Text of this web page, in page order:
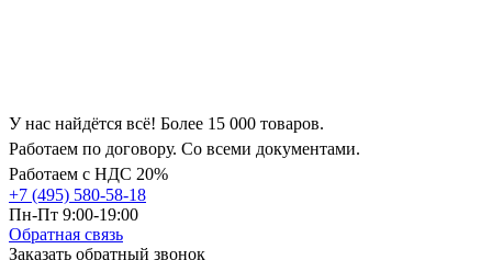
У нас найдётся всё! Более 15 000 товаров.
Работаем по договору. Со всеми документами.
Работаем с НДС 20%
+7 (495) 580-58-18
Пн-Пт 9:00-19:00
Обратная связь
Заказать обратный звонок